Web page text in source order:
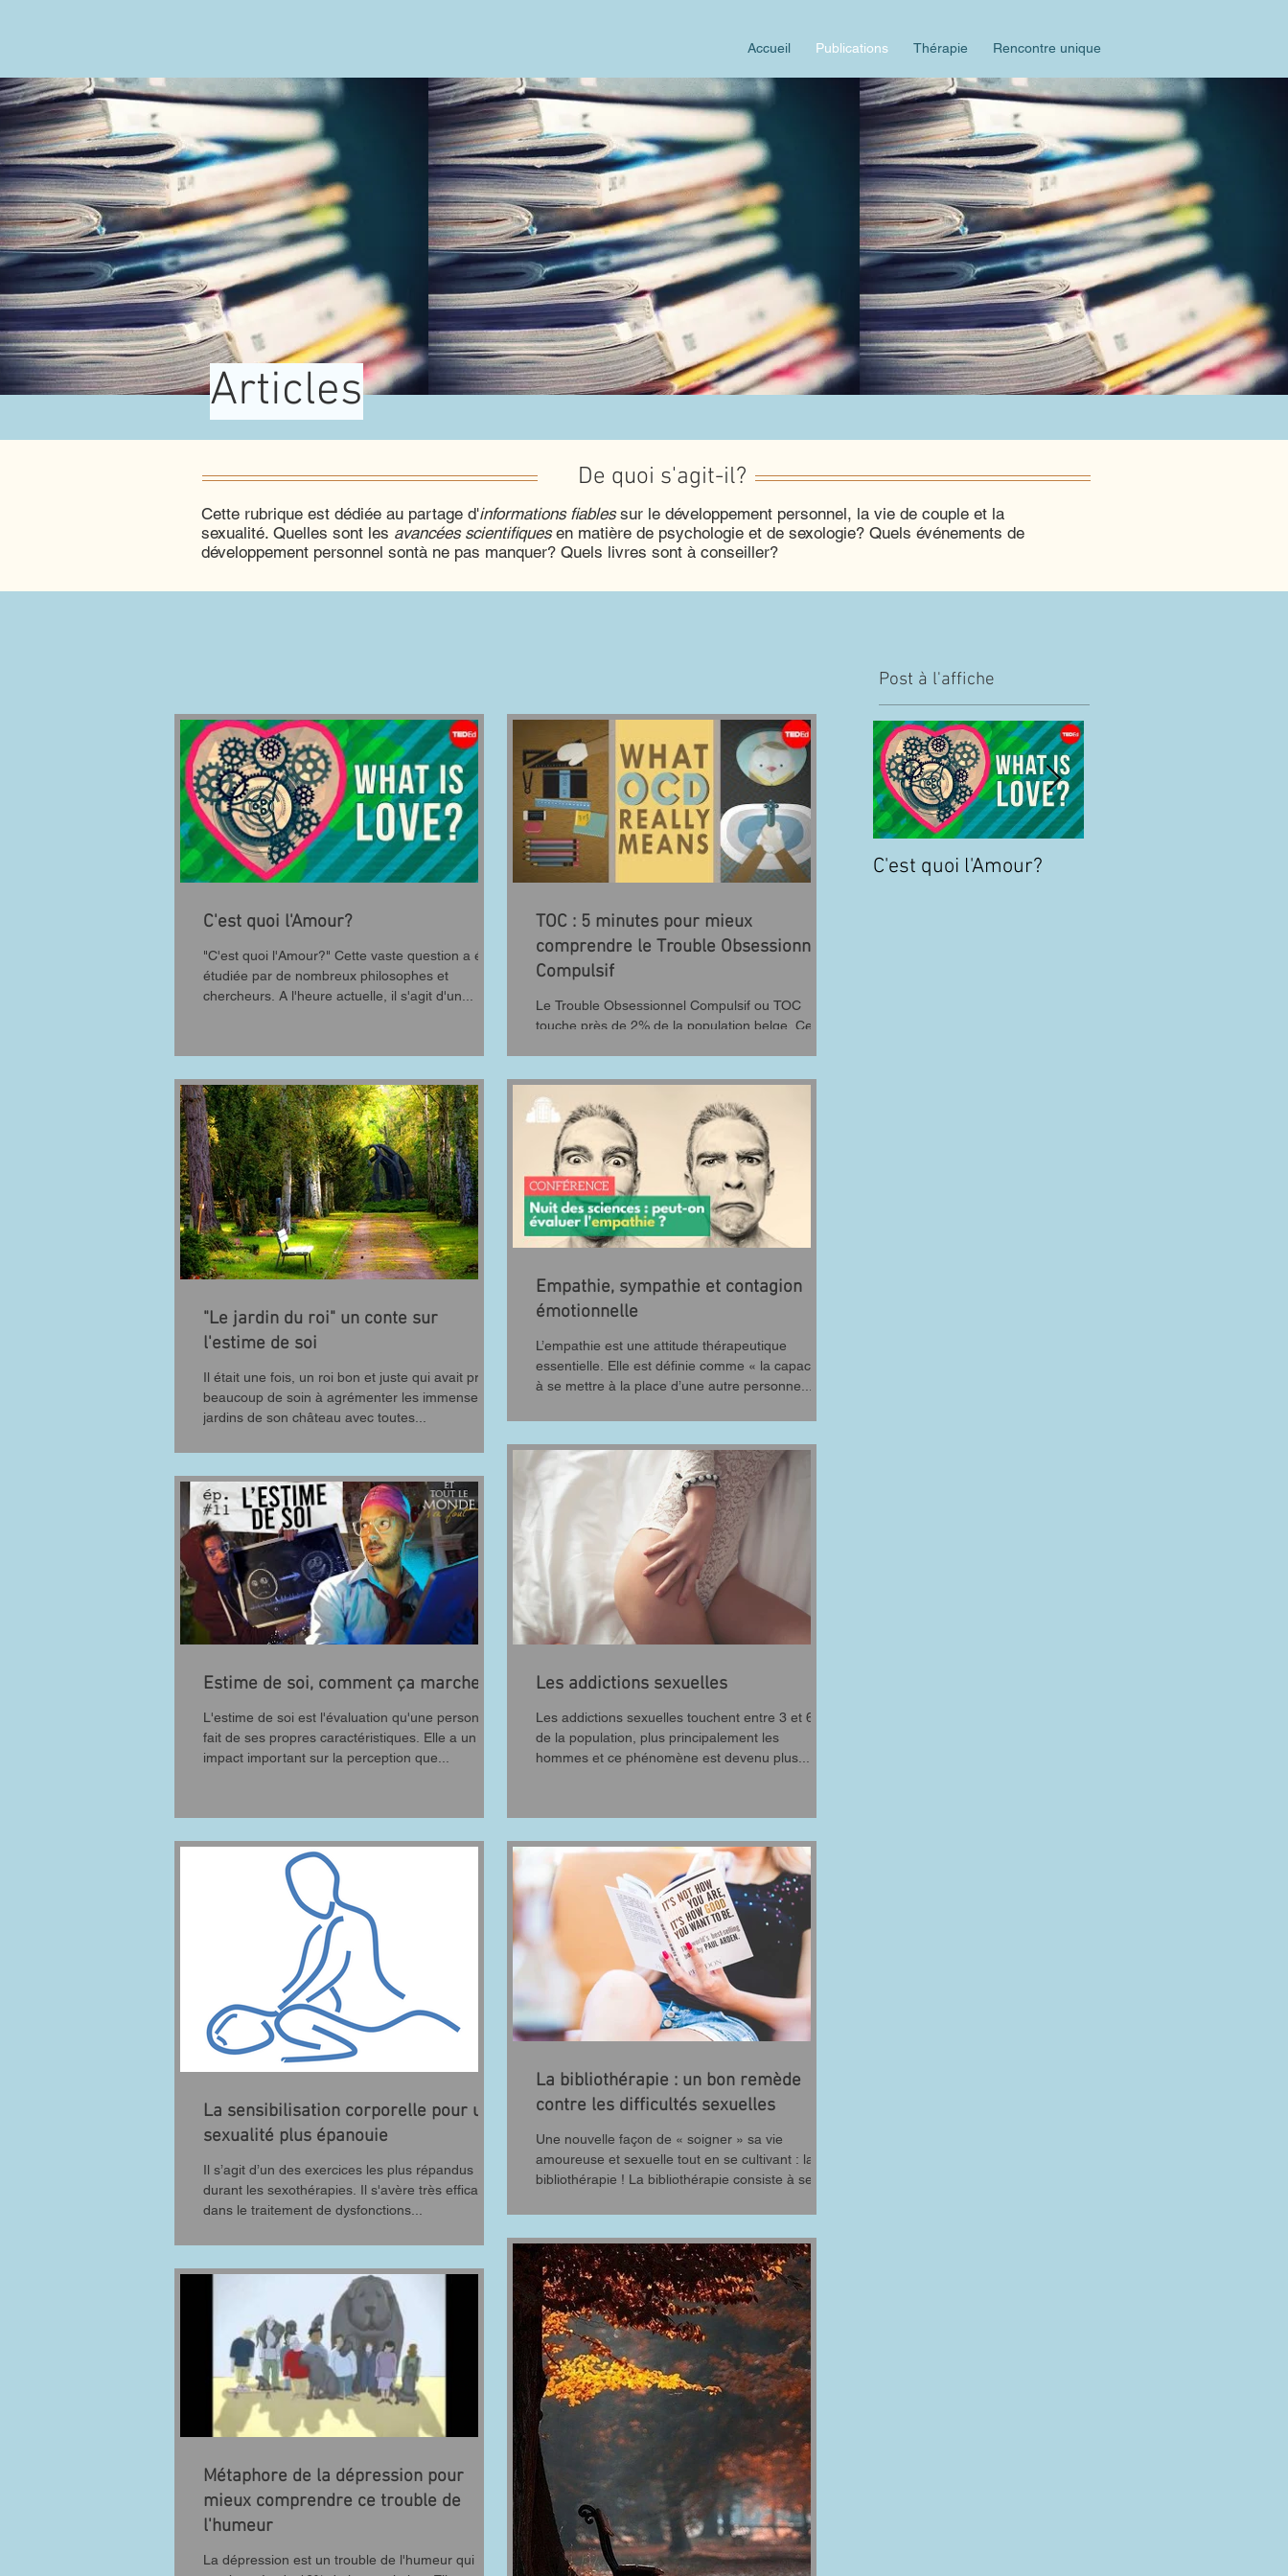
Accueil Publications Thérapie Rencontre unique
Articles
De quoi s'agit-il?
Cette rubrique est dédiée au partage d'informations fiablessur le développement personnel, la vie de couple et la
sexualité. Quelles sont les avancées scientifiquesen matière de psychologie et de sexologie? Quels événements de
développement personnel sontà ne pas manquer? Quels livres sont à conseiller?
Post à l'affiche
C'est quoi l'Amour?
"C'est quoi l'Amour?" Cette vaste question a été
étudiée par de nombreux philosophes et
chercheurs. A l'heure actuelle, il s'agit d'un...
TOC : 5 minutes pour mieux
comprendre le Trouble Obsessionnel
Compulsif
Le Trouble Obsessionnel Compulsif ou TOC
touche près de 2% de la population belge. Ce
"Le jardin du roi" un conte sur
l'estime de soi
Il était une fois, un roi bon et juste qui avait pris
beaucoup de soin à agrémenter les immenses
jardins de son château avec toutes...
Empathie, sympathie et contagion
émotionnelle
L’empathie est une attitude thérapeutique
essentielle. Elle est définie comme « la capacité
à se mettre à la place d’une autre personne...
Estime de soi, comment ça marche?
L'estime de soi est l'évaluation qu'une personne
fait de ses propres caractéristiques. Elle a un
impact important sur la perception que...
Les addictions sexuelles
Les addictions sexuelles touchent entre 3 et 6%
de la population, plus principalement les
hommes et ce phénomène est devenu plus...
La sensibilisation corporelle pour une
sexualité plus épanouie
Il s’agit d’un des exercices les plus répandus
durant les sexothérapies. Il s'avère très efficace
dans le traitement de dysfonctions...
La bibliothérapie : un bon remède
contre les difficultés sexuelles
Une nouvelle façon de « soigner » sa vie
amoureuse et sexuelle tout en se cultivant : la
bibliothérapie ! La bibliothérapie consiste à se...
Métaphore de la dépression pour
mieux comprendre ce trouble de
l'humeur
La dépression est un trouble de l'humeur qui
C'est quoi l'Amour?